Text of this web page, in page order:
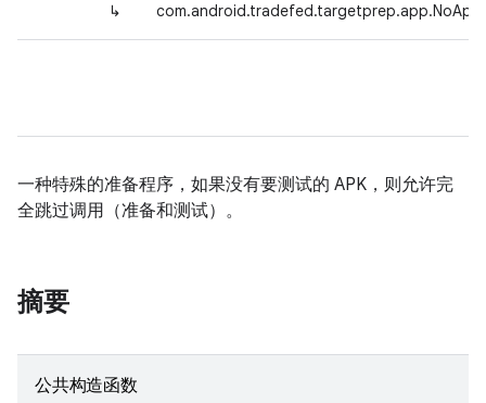
↳
一种特殊的准备程序，如果没有要测试的 APK，则允许完
全跳过调用（准备和测试）。
摘要
公共构造函数